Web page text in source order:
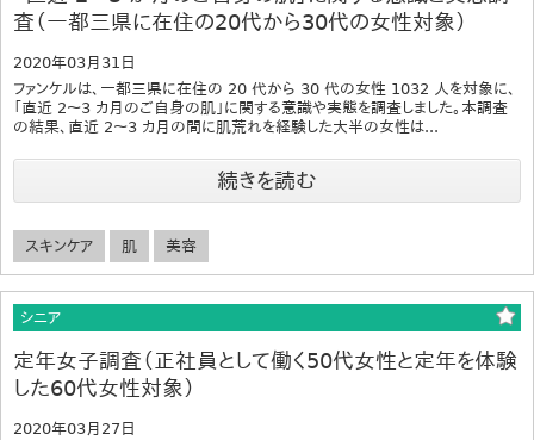
査（一都三県に在住の20代から30代の女性対象）
2020年03月31日
ファンケルは、一都三県に在住の 20 代から 30 代の女性 1032 人を対象に、
「直近 2～3 カ月のご自身の肌」に関する意識や実態を調査しました。本調査
の結果、直近 2～3 カ月の間に肌荒れを経験した大半の女性は...
続きを読む
スキンケア 肌 美容
シニア
定年女子調査（正社員として働く50代女性と定年を体験
した60代女性対象）
2020年03月27日